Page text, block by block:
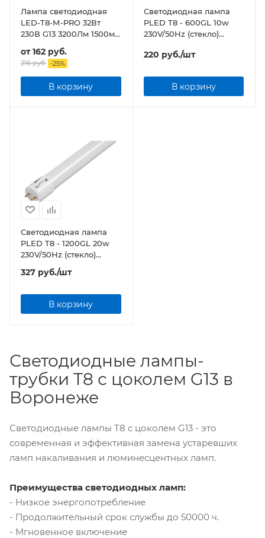
Лампа светодиодная
LED-T8-М-PRO 32Вт
230В G13 3200Лм 1500мм
от162 руб.
216 руб. -25%
В корзину
Светодиодная лампа
PLED T8 - 600GL 10w
230V/50Hz (стекло)
220 руб./шт
В корзину
Светодиодная лампа
PLED T8 - 1200GL 20w
230V/50Hz (стекло)
327 руб./шт
В корзину
Светодиодные лампы-
трубки T8 с цоколем G13 в
Воронеже
Светодиодные лампы T8 с цоколем G13 - это
современная и эффективная замена устаревших
ламп накаливания и люминесцентных ламп.
Преимущества светодиодных ламп:
- Низкое энергопотребление
- Продолжительный срок службы до 50000 ч.
- Мгновенное включение